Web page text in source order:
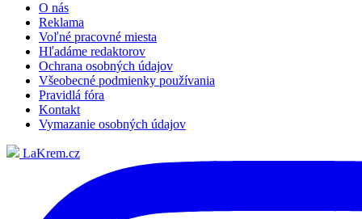
O nás
Reklama
Voľné pracovné miesta
Hľadáme redaktorov
Ochrana osobných údajov
Všeobecné podmienky používania
Pravidlá fóra
Kontakt
Vymazanie osobných údajov
LaKrem.cz